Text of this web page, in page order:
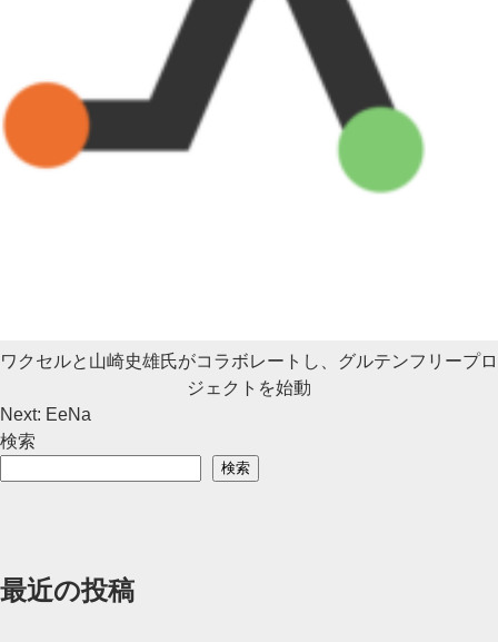
ワクセルと山崎史雄氏がコラボレートし、グルテンフリープロ
ジェクトを始動
投
稿
ゲ
Next: EeNa
検索
検索
最近の投稿